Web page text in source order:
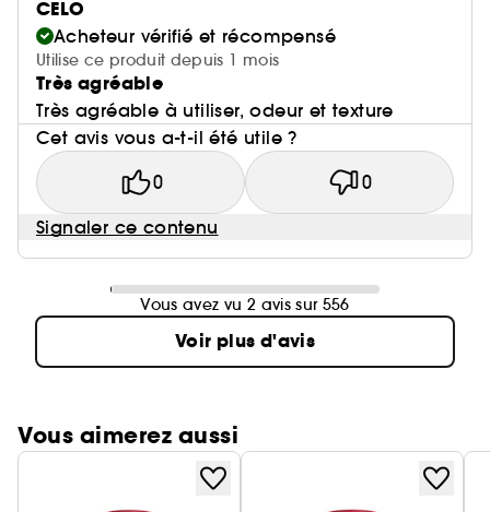
CELO
Acheteur vérifié et récompensé
Utilise ce produit depuis 1 mois
Très agréable
Très agréable à utiliser, odeur et texture
Cet avis vous a-t-il été utile ?
0 0
Signaler ce contenu
Vous avez vu 2 avis sur 556
Voir plus d'avis
Vous aimerez aussi